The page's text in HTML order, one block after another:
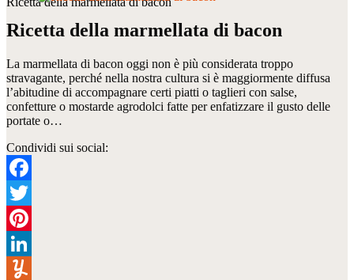
Ricetta della marmellata di bacon
La marmellata di bacon oggi non è più considerata troppo
stravagante, perché nella nostra cultura si è maggiormente diffusa
l’abitudine di accompagnare certi piatti o taglieri con salse,
confetture o mostarde agrodolci fatte per enfatizzare il gusto delle
portate o…
Condividi sui social:
Facebook
Twitter
Pinterest
LinkedIn